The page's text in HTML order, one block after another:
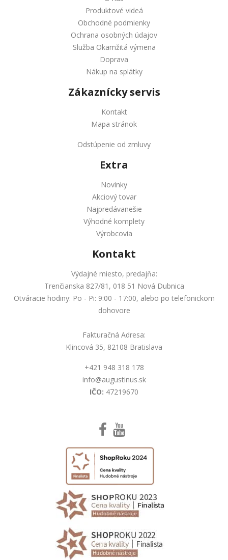
Produktové videá
Obchodné podmienky
Ochrana osobných údajov
Služba Okamžitá výmena
Doprava
Nákup na splátky
Zákaznícky servis
Kontakt
Mapa stránok
Odstúpenie od zmluvy
Extra
Novinky
Akciový tovar
Najpredávanešie
Výhodné komplety
Výrobcovia
Kontakt
Výdajné miesto, predajňa:
Trenčianska 827/81, 018 51 Nová Dubnica
Otváracie hodiny: Po - Pi: 9:00 - 17:00, alebo po telefonickom
dohovore
Fakturačná Adresa:
Klincová 35, 82108 Bratislava
+421 948 318 178
info@augustinus.sk
IČO: 47219670